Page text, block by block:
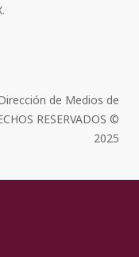
de Medios de
RESERVADOS ©
2025